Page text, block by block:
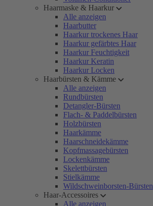
Haarmaske & Haarkur
Alle anzeigen
Haarbutter
Haarkur trockenes Haar
Haarkur gefärbtes Haar
Haarkur Feuchtigkeit
Haarkur Keratin
Haarkur Locken
Haarbürsten & Kämme
Alle anzeigen
Rundbürsten
Detangler-Bürsten
Flach- & Paddelbürsten
Holzbürsten
Haarkämme
Haarschneidekämme
Kopfmassagebürsten
Lockenkämme
Skelettbürsten
Stielkämme
Wildschweinborsten-Bürsten
Haar-Accessoires
Alle anzeigen